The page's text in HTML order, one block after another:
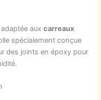
adaptée auxcarreaux
spécialement conçue
des joints en époxy pour